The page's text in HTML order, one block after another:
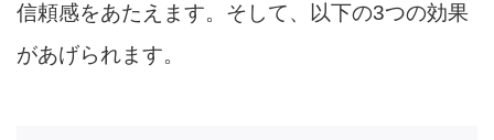
信頼感をあたえます。そして、以下の3つの効果
があげられます。